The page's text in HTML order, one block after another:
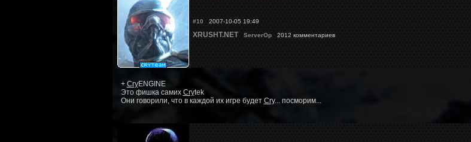
#10 2007-10-05 19:49
XRUSHT.NET ServerOp2012 комментариев
+ CryENGINE
Это фишка самих Crytek
Они говорили, что в каждой их игре будет Cry... посморим...